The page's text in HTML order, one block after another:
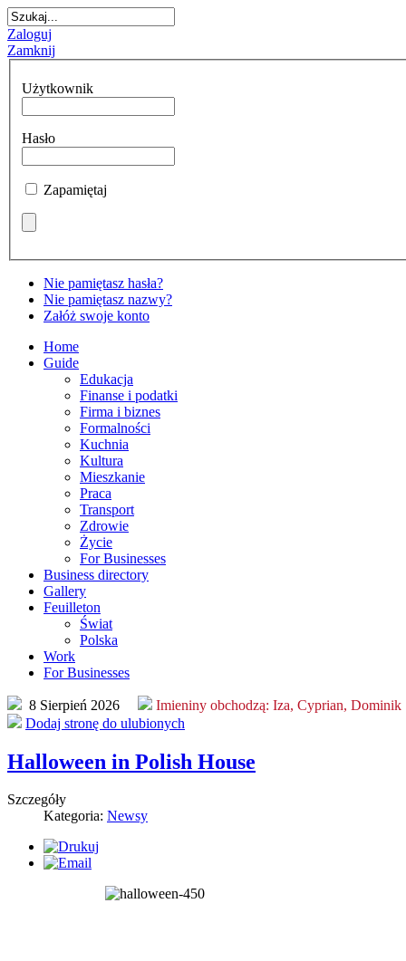
Zaloguj
Zamknij
Użytkownik
Hasło
Zapamiętaj
Nie pamiętasz hasła?
Nie pamiętasz nazwy?
Załóż swoje konto
Home
Guide
Edukacja
Finanse i podatki
Firma i biznes
Formalności
Kuchnia
Kultura
Mieszkanie
Praca
Transport
Zdrowie
Życie
For Businesses
Business directory
Gallery
Feuilleton
Świat
Polska
Work
For Businesses
8 Sierpień 2026 Imieniny obchodzą: Iza, Cyprian, Dominik
Dodaj stronę do ulubionych
Halloween in Polish House
Szczegóły
Kategoria: Newsy